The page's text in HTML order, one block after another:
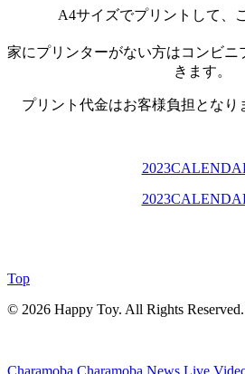
A4サイズでプリントして、
家にプリンターがない方はコンビニ
きます。
プリント代金はお客様負担となり
Top
© 2026 Happy Toy. All Rights Reserved.
Charamoba Charamoba News Live